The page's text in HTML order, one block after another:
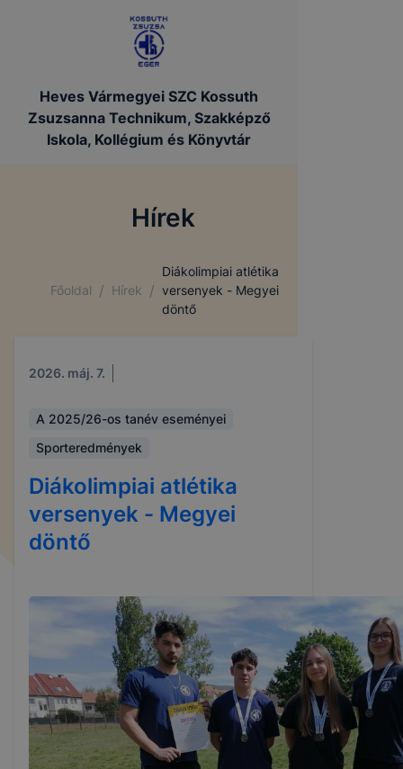
Heves Vármegyei SZC Kossuth
Zsuzsanna Technikum, Szakképző
Iskola, Kollégium és Könyvtár
Hírek
Főoldal / Hírek /
Diákolimpiai atlétika
versenyek - Megyei
döntő
2026. máj. 7.
A 2025/26-os tanév eseményei
Sporteredmények
Diákolimpiai atlétika
versenyek - Megyei
döntő